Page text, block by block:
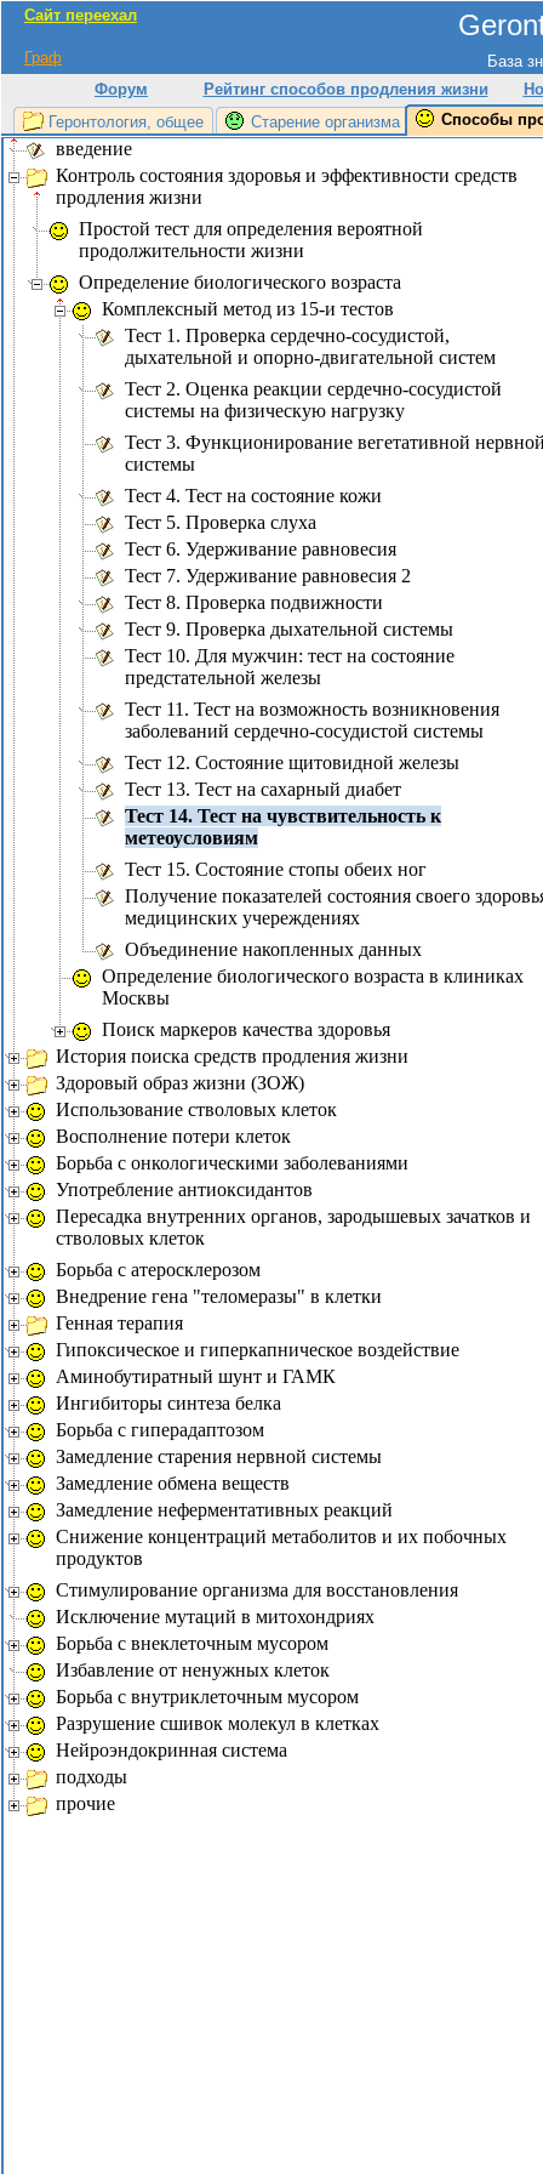
Сайт переехал
База
Граф
Форум
Рейтинг способов продления жизни
Геронтология, общее
Старение организма Способы
введение
Контроль состояния здоровья и эффективности средств
продления жизни
Простой тест для определения вероятной
продолжительности жизни
Определение биологического возраста
Комплексный метод из 15-и тестов
Тест 1. Проверка сердечно-сосудистой,
дыхательной и опорно-двигательной систем
Тест 2. Оценка реакции сердечно-сосудистой
системы на физическую нагрузку
Тест 3. Функционирование вегетативной
системы
Тест 4. Тест на состояние кожи
Тест 5. Проверка слуха
Тест 6. Удерживание равновесия
Тест 7. Удерживание равновесия 2
Тест 8. Проверка подвижности
Тест 9. Проверка дыхательной системы
Тест 10. Для мужчин: тест на состояние
предстательной железы
Тест 11. Тест на возможность возникновения
заболеваний сердечно-сосудистой системы
Тест 12. Состояние щитовидной железы
Тест 13. Тест на сахарный диабет
Тест 14. Тест на чувствительность к
метеоусловиям
Тест 15. Состояние стопы обеих ног
Получение показателей состояния своего
медицинских учереждениях
Объединение накопленных данных
Определение биологического возраста в клиниках
Москвы
Поиск маркеров качества здоровья
История поиска средств продления жизни
Здоровый образ жизни (ЗОЖ)
Использование стволовых клеток
Восполнение потери клеток
Борьба с онкологическими заболеваниями
Употребление антиоксидантов
Пересадка внутренних органов, зародышевых зачатков и
стволовых клеток
Борьба с атеросклерозом
Внедрение гена "теломеразы" в клетки
Генная терапия
Гипоксическое и гиперкапническое воздействие
Аминобутиратный шунт и ГАМК
Ингибиторы синтеза белка
Борьба с гиперадаптозом
Замедление старения нервной системы
Замедление обмена веществ
Замедление неферментативных реакций
Снижение концентраций метаболитов и их побочных
продуктов
Стимулирование организма для восстановления
Исключение мутаций в митохондриях
Борьба с внеклеточным мусором
Избавление от ненужных клеток
Борьба с внутриклеточным мусором
Разрушение сшивок молекул в клетках
Нейроэндокринная система
подходы
прочие